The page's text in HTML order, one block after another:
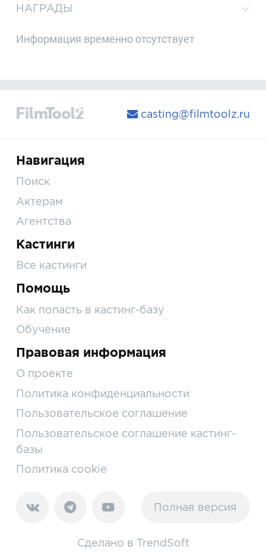
НАГРАДЫ
Информация временно отсутствует
casting@filmtoolz.ru
Навигация
Поиск
Актерам
Агентства
Кастинги
Все кастинги
Помощь
Как попасть в кастинг-базу
Обучение
Правовая информация
О проекте
Политика конфиденциальности
Пользовательское соглашение
Пользовательское соглашение кастинг-
базы
Политика cookie
Полная версия
Сделано в TrendSoft